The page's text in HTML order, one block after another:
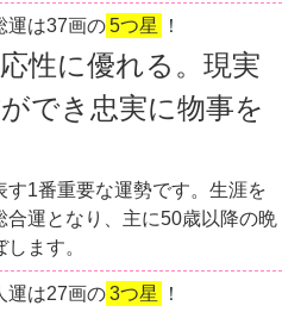
運は37画の5つ星 ！
性に優れる。現実
でき忠実に物事を
す1番重要な運勢です。生涯を
合運となり、主に50歳以降の晩
ます。
運は27画の3つ星 ！